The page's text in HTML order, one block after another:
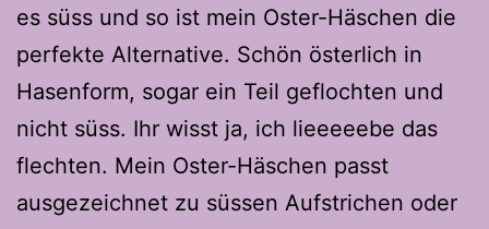
es süss und so ist mein Oster-Häschen die
perfekte Alternative. Schön österlich in
Hasenform, sogar ein Teil geflochten und
nicht süss. Ihr wisst ja, ich lieeeeebe das
flechten. Mein Oster-Häschen passt
ausgezeichnet zu süssen Aufstrichen oder